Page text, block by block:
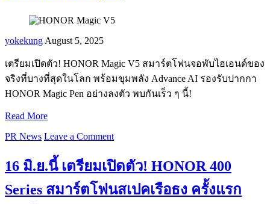
yokekung August 5, 2025
เตรียมเปิดตัว! HONOR Magic V5 สมาร์ตโฟนจอพับไฮเอนด์ของ
จริงที่บางที่สุดในโลก พร้อมขุมพลัง Advance AI รองรับปากกา
HONOR Magic Pen อย่างลงตัว พบกันเร็ว ๆ นี้!
Read More
PR News Leave a Comment
16 มิ.ย.นี้ เตรียมเปิดตัว! HONOR 400
Series สมาร์ตโฟนสเปคเรือธง ครั้งแรก